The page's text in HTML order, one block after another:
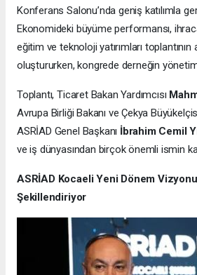
Konferans Salonu’nda geniş katılımla
Ekonomideki büyüme performansı,
eğitim ve teknoloji yatırımları toplantının
oluştururken, kongrede derneğin
Toplantı, Ticaret Bakan Yardımcısı
Avrupa Birliği Bakanı ve Çekya
ASRİAD Genel Başkanı İbrahim Cemil
ve iş dünyasından birçok önemli ismin
ASRİAD Kocaeli Yeni Dönem
Şekillendiriyor